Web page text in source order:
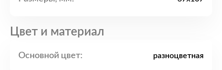
Цвет и материал
Основной цвет: разноцветная